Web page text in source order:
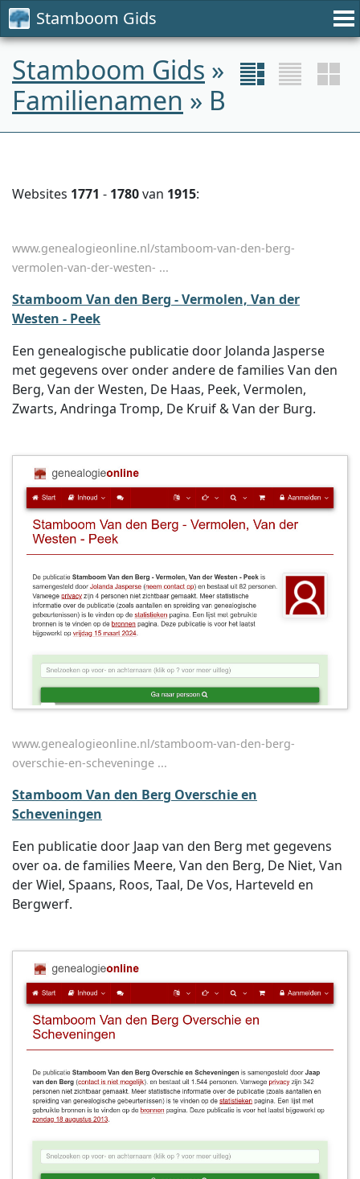
Stamboom Gids
Stamboom Gids »
Familienamen » B
Websites 1771 - 1780van 1915:
www.genealogieonline.nl/stamboom-van-den-berg-
vermolen-van-der-westen- ...
Stamboom Van den Berg - Vermolen, Van der
Westen - Peek
Een genealogische publicatie door Jolanda Jasperse
met gegevens over onder andere de families Van den
Berg, Van der Westen, De Haas, Peek, Vermolen,
Zwarts, Andringa Tromp, De Kruif & Van der Burg.
www.genealogieonline.nl/stamboom-van-den-berg-
overschie-en-scheveninge ...
Stamboom Van den Berg Overschie en
Scheveningen
Een publicatie door Jaap van den Berg met gegevens
over oa. de families Meere, Van den Berg, De Niet, Van
der Wiel, Spaans, Roos, Taal, De Vos, Harteveld en
Bergwerf.